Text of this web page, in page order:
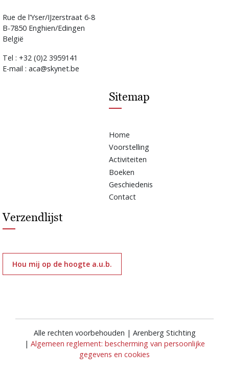
Rue de l’Yser/IJzerstraat 6-8
B-7850 Enghien/Edingen
België
Tel : +32 (0)2 3959141
E-mail : aca@skynet.be
Sitemap
Home
Voorstelling
Activiteiten
Boeken
Geschiedenis
Contact
Verzendlijst
Hou mij op de hoogte a.u.b.
Alle rechten voorbehouden | Arenberg Stichting
| Algemeen reglement: bescherming van persoonlijke
gegevens en cookies